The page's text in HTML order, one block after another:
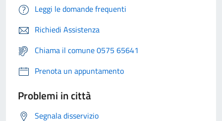
Leggi le domande frequenti
Richiedi Assistenza
Chiama il comune 0575 65641
Prenota un appuntamento
Problemi in città
Segnala disservizio